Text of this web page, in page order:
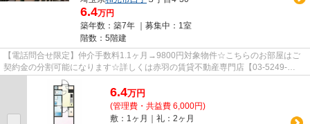
6.4万円
築年数：築7年 ｜募集中： 1室
階数：5階建
【電話問合せ限定】仲介手数料1.1ヶ月→9800円対象物件☆こちらのお部屋はご
契約金の分割可能になります☆詳しくは赤羽の賃貸不動産専門店【03-5249-
4177】VISION赤羽店までご連絡下さい...
6.4万円
(管理費・共益費 6,000円)
敷：1ヶ月｜礼：2ヶ月